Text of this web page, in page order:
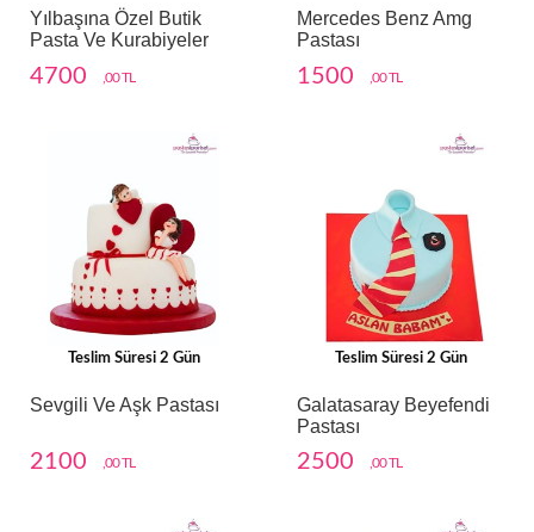
Yılbaşına Özel Butik
Pasta Ve Kurabiyeler
4700 ,00 TL
Mercedes Benz Amg
Pastası
1500 ,00 TL
Teslim Süresi 2 Gün
Sevgili Ve Aşk Pastası
2100 ,00 TL
Teslim Süresi 2 Gün
Galatasaray Beyefendi
Pastası
2500 ,00 TL